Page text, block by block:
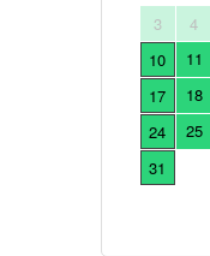
3
4
10
11
17
18
24
25
31